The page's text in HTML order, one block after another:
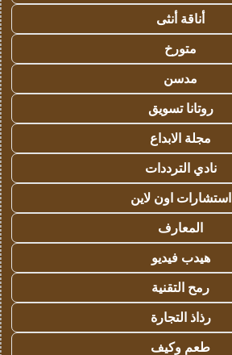
أناقة أنثى
متورخ
مدسن
روتانا تسويق
مجلة الابداع
نادي الترددات
استشارات اون لاين
المعارف
هيدب فيديو
رمح التقنية
رذاذ التجارة
طعم وكيف